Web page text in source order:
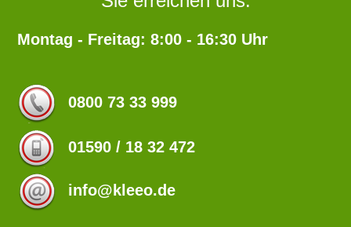
Montag - Freitag: 8:00 - 16:30 Uhr
0800 73 33 999
01590 / 18 32 472
info@kleeo.de